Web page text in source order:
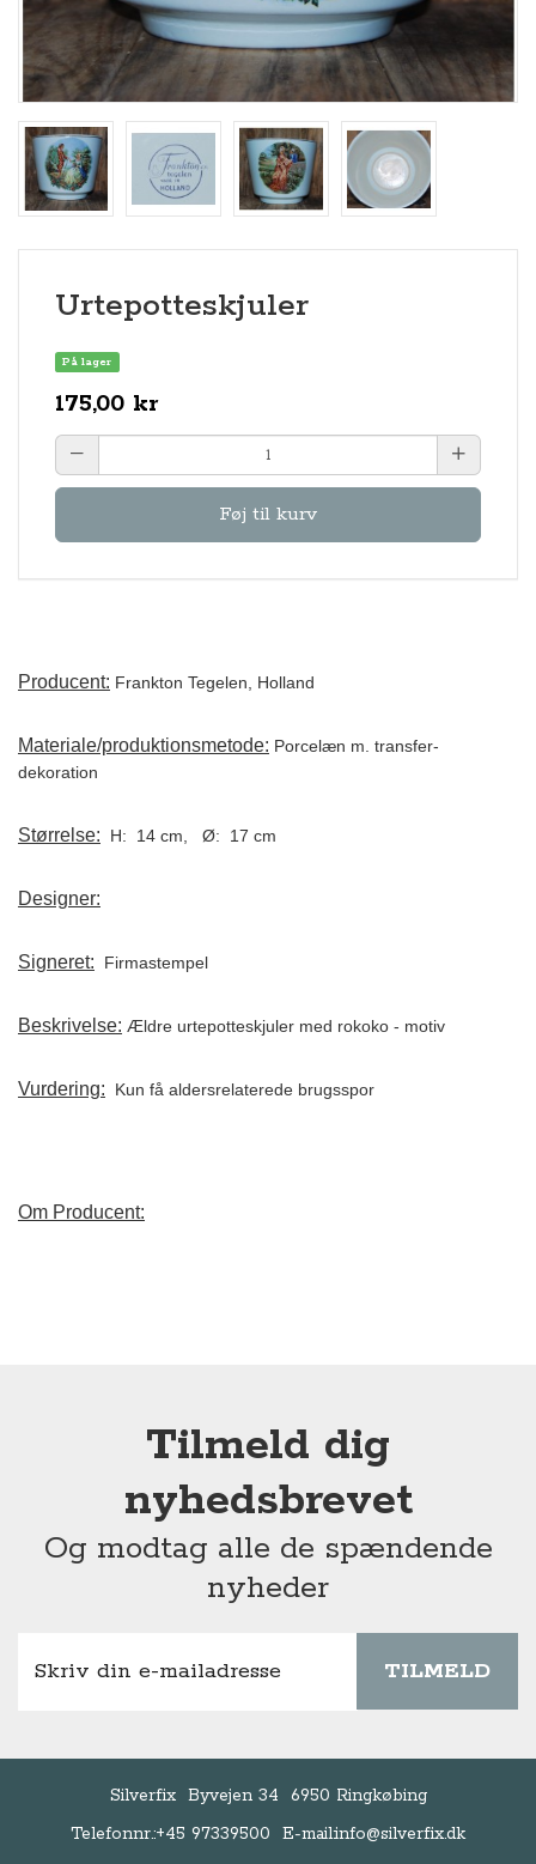
Urtepotteskjuler
På lager
175,00 kr
Føj til kurv
Producent: Frankton Tegelen, Holland
Materiale/produktionsmetode: Porcelæn m. transfer-
dekoration
Størrelse: H: 14 cm, Ø: 17 cm
Designer:
Signeret: Firmastempel
Beskrivelse: Ældre urtepotteskjuler med rokoko - motiv
Vurdering: Kun få aldersrelaterede brugsspor
Om Producent:
Tilmeld dig
nyhedsbrevet
Og modtag alle de spændende
nyheder
TILMELD
Silverfix Byvejen 34
6950 Ringkøbing
Telefonnr.:+45 97339500 E-mail:info@silverfix.dk